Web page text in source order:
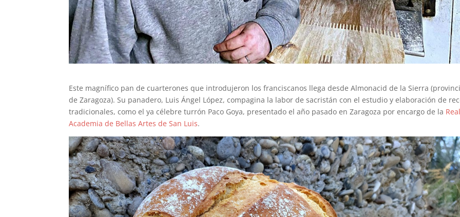
Este magnífico pan de cuarterones que introdujeron los franciscanos llega desde Almonacid de la Sierra
de Zaragoza). Su panadero, Luis Ángel López, compagina la labor de sacristán con el estudio y elaboración de
tradicionales, como el ya célebre turrón Paco Goya, presentado el año pasado en Zaragoza por encargo de la
Academia de Bellas Artes de San Luis.